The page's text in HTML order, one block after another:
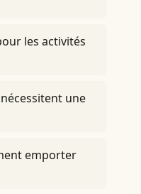
les activités
une
emporter